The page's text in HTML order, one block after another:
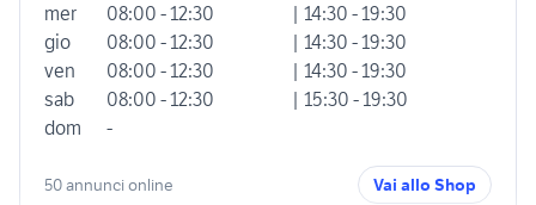
mer
08:00 - 12:30
| 14:30 - 19:30
gio
08:00 - 12:30
| 14:30 - 19:30
ven
08:00 - 12:30
| 14:30 - 19:30
sab
08:00 - 12:30
| 15:30 - 19:30
dom
-
50 annunci online Vai allo Shop